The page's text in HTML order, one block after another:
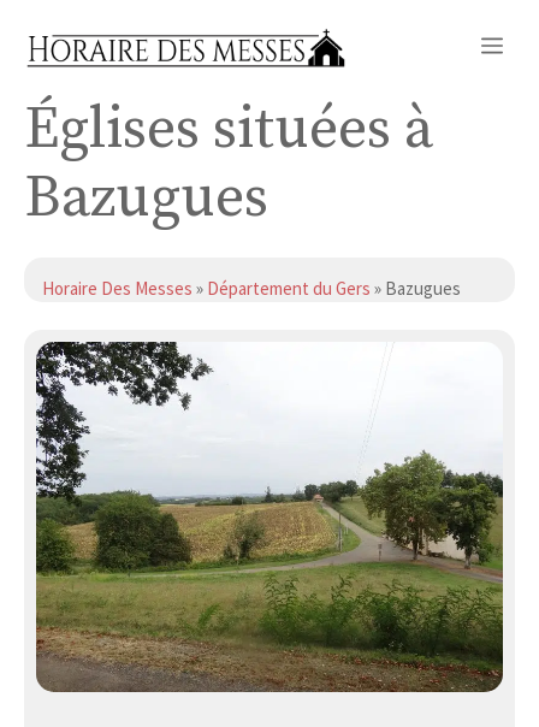
Églises situées à
Bazugues
Horaire Des Messes » Département du Gers » Bazugues